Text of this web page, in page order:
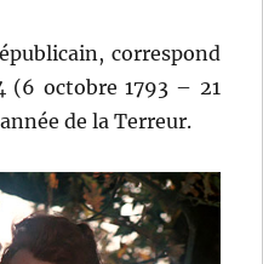
correspond
(6 octobre 1793 – 21
de la Terreur.